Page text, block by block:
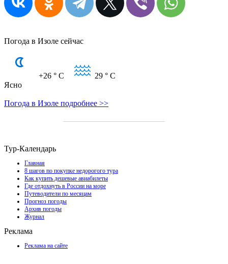
Погода в Изоле сейчас
+26 ° C 29 ° C
Ясно
Погода в Изоле подробнее >>
Тур-Календарь
Главная
8 шагов по покупке недорогого тура
Как купить дешевые авиабилеты
Где отдохнуть в России на море
Путеводители по месяцам
Прогноз погоды
Архив погоды
Журнал
Реклама
Реклама на сайте